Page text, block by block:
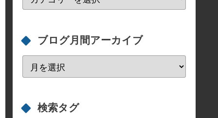
ブログ月間アーカイブ
検索タグ